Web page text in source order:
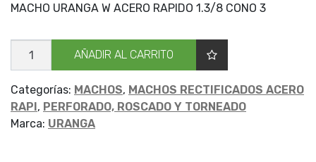
MACHO URANGA W ACERO RAPIDO 1.3/8 CONO 3
MACHO
URANGA
W
1.3/8
C3
cantidad
AÑADIR AL CARRITO
Categorías: MACHOS, MACHOS RECTIFICADOS ACERO
RAPI , PERFORADO, ROSCADO Y TORNEADO
Marca: URANGA